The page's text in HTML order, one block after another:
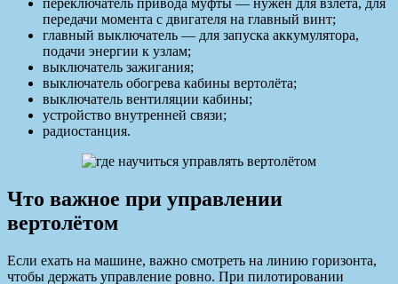
переключатель привода муфты — нужен для взлёта, для
передачи момента с двигателя на главный винт;
главный выключатель — для запуска аккумулятора,
подачи энергии к узлам;
выключатель зажигания;
выключатель обогрева кабины вертолёта;
выключатель вентиляции кабины;
устройство внутренней связи;
радиостанция.
Что важное при управлении
вертолётом
Если ехать на машине, важно смотреть на линию горизонта,
чтобы держать управление ровно. При пилотировании